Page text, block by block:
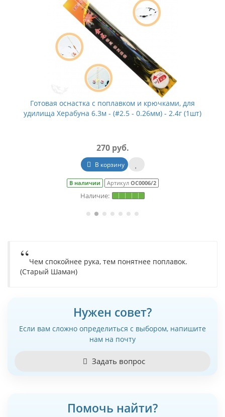
Готовая оснастка с поплавком и крючками, для
удилища Херабуна 6.3м - (#2.5 - 0.26мм) - 2.4г (1шт)
270 руб.
В корзину
В наличии Артикул ОС0006/2
Чем спокойнее рука, тем понятнее поплавок.
(Старый Шаман)
Нужен совет?
Если вам сложно определиться с выбором, напишите
нам на почту
Задать вопрос
Помочь найти?